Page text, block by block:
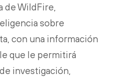
de WildFire,
sobre
con una información
que le permitirá
investigación,